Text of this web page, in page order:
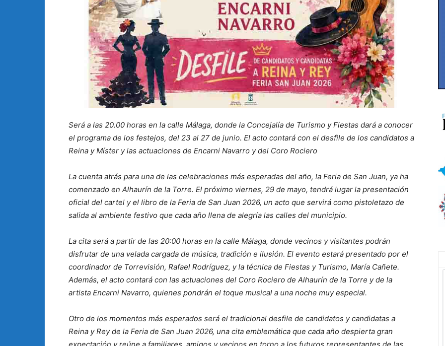
Será a las 20.00 horas en la calle Málaga, donde la Concejalía de Turismo y Fiestas dará a conocer
el programa de los festejos, del 23 al 27 de junio. El acto contará con el desfile de los candidatos a
Reina y Míster y las actuaciones de Encarni Navarro y del Coro Rociero
La cuenta atrás para una de las celebraciones más esperadas del año, la Feria de San Juan, ya ha
comenzado en Alhaurín de la Torre. El próximo viernes, 29 de mayo, tendrá lugar la presentación
oficial del cartel y el libro de la Feria de San Juan 2026, un acto que servirá como pistoletazo de
salida al ambiente festivo que cada año llena de alegría las calles del municipio.
La cita será a partir de las 20:00 horas en la calle Málaga, donde vecinos y visitantes podrán
disfrutar de una velada cargada de música, tradición e ilusión. El evento estará presentado por el
coordinador de Torrevisión, Rafael Rodríguez, y la técnica de Fiestas y Turismo, María Cañete.
Además, el acto contará con las actuaciones del Coro Rociero de Alhaurín de la Torre y de la
artista Encarni Navarro, quienes pondrán el toque musical a una noche muy especial.
Otro de los momentos más esperados será el tradicional desfile de candidatos y candidatas a
Reina y Rey de la Feria de San Juan 2026, una cita emblemática que cada año despierta gran